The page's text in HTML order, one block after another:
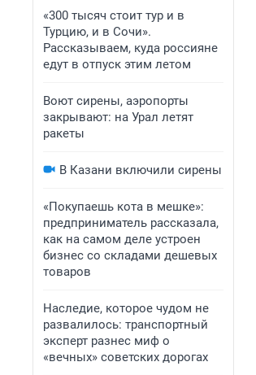
«300 тысяч стоит тур и в
Турцию, и в Сочи».
Рассказываем, куда россияне
едут в отпуск этим летом
Воют сирены, аэропорты
закрывают: на Урал летят
ракеты
В Казани включили сирены
«Покупаешь кота в мешке»:
предприниматель рассказала,
как на самом деле устроен
бизнес со складами дешевых
товаров
Наследие, которое чудом не
развалилось: транспортный
эксперт разнес миф о
«вечных» советских дорогах